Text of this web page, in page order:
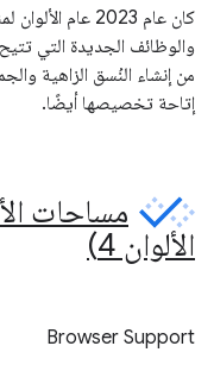
كان عام 2023
والوظائف الجديدة التي
من إنشاء النُسق الزاهية
إتاحة تخصيصها أيضًا.
مساحات
الألوان 4)
Browser Support